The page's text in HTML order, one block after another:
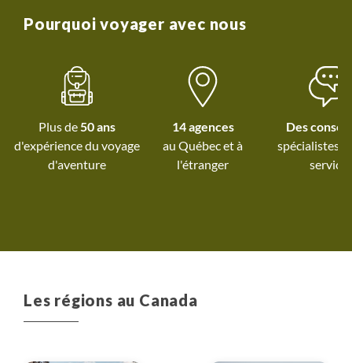
Pourquoi voyager avec nous
Plus de50 ans
d'expérience du voyage
d'aventure
14 agences
au Québec età
l'étranger
Des
spécialistes
service
Les régions au Canada